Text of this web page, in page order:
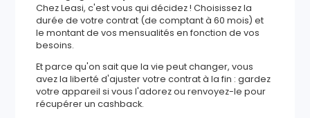
Chez Leasi, c'est vous qui décidez ! Choisissez la
durée de votre contrat (de comptant à 60 mois) et
le montant de vos mensualités en fonction de vos
besoins.
Et parce qu'on sait que la vie peut changer, vous
avez la liberté d'ajuster votre contrat à la fin : gardez
votre appareil si vous l'adorez ou renvoyez-le pour
récupérer un cashback.